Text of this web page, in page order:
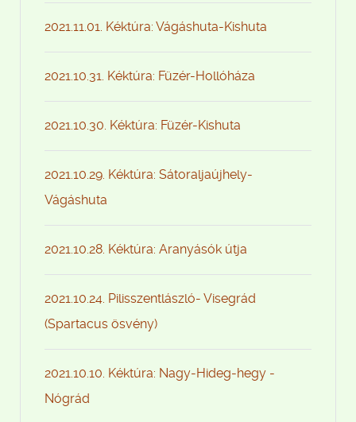
2021.11.01. Kéktúra: Vágáshuta-Kishuta
2021.10.31. Kéktúra: Füzér-Hollóháza
2021.10.30. Kéktúra: Füzér-Kishuta
2021.10.29. Kéktúra: Sátoraljaújhely-
Vágáshuta
2021.10.28. Kéktúra: Aranyásók útja
2021.10.24. Pilisszentlászló- Visegrád
(Spartacus ösvény)
2021.10.10. Kéktúra: Nagy-Hideg-hegy -
Nógrád